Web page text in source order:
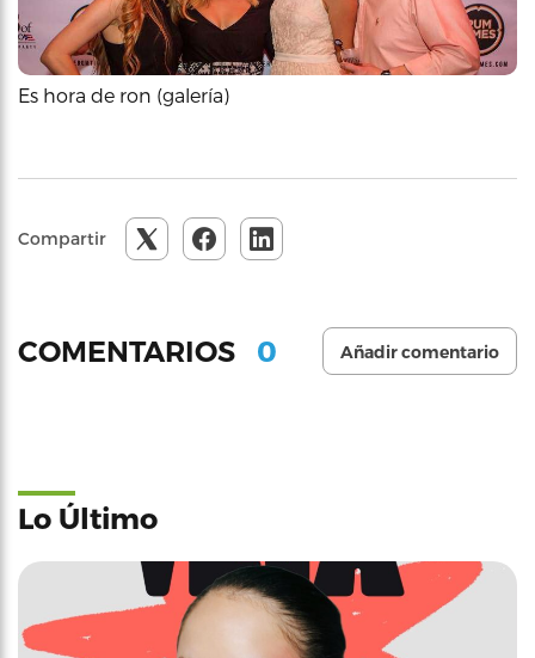
Es hora de ron (galería)
Compartir
COMENTARIOS 0 Añadir comentario
Lo Último